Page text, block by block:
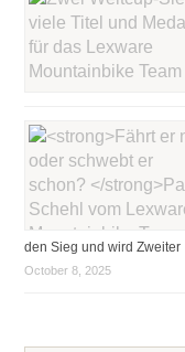
den Sieg und wird Zweiter
October 8, 2025